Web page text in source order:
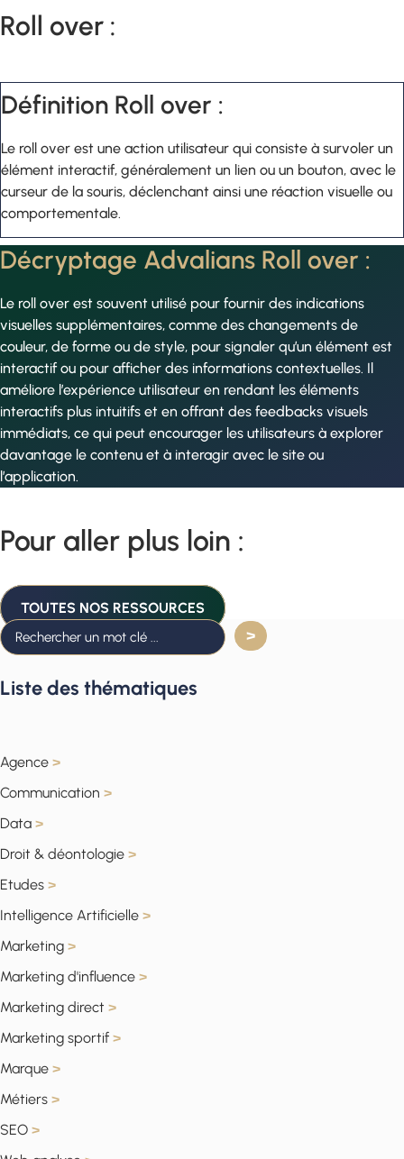
Roll over :
Définition Roll over :
Le roll over est une action utilisateur qui consiste à survoler un
élément interactif, généralement un lien ou un bouton, avec le
curseur de la souris, déclenchant ainsi une réaction visuelle ou
comportementale.
Décryptage Advalians Roll over :
Le roll over est souvent utilisé pour fournir des indications
visuelles supplémentaires, comme des changements de
couleur, de forme ou de style, pour signaler qu’un élément est
interactif ou pour afficher des informations contextuelles. Il
améliore l’expérience utilisateur en rendant les éléments
interactifs plus intuitifs et en offrant des feedbacks visuels
immédiats, ce qui peut encourager les utilisateurs à explorer
davantage le contenu et à interagir avec le site ou
l’application.
Pour aller plus loin :
TOUTES NOS RESSOURCES
Liste des thématiques
Agence >
Communication >
Data >
Droit & déontologie >
Etudes >
Intelligence Artificielle >
Marketing >
Marketing d'influence >
Marketing direct >
Marketing sportif >
Marque >
Métiers >
SEO >